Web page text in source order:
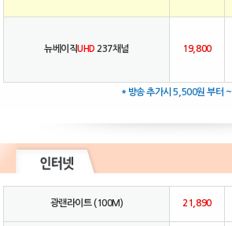
뉴베이직UHD 237채널 19,800
* 방송 추가시 5,500원 부터 ~
광랜라이트 (100M) 21,890